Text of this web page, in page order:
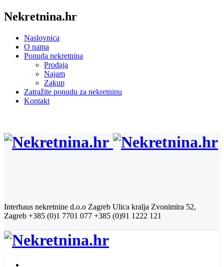
Nekretnina.hr
Naslovnica
O nama
Ponuda nekretnina
Prodaja
Najam
Zakup
Zatražite ponudu za nekretninu
Kontakt
Interhaus nekretnine d.o.o Zagreb Ulica kralja Zvonimira 52,
Zagreb +385 (0)1 7701 077 +385 (0)91 1222 121